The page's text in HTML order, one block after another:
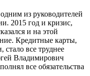
из руководителей
2015 год и кризис,
и на этой
Кредитные карты,
стало все труднее
Владимирович
все обязательства